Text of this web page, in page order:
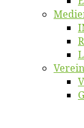
Ver­ein